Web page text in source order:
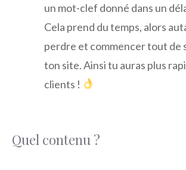
un mot-clef donné dans un
Cela prend du temps, alors
perdre et commencer tout de
ton site. Ainsi tu auras plus
clients !
Quel contenu ?